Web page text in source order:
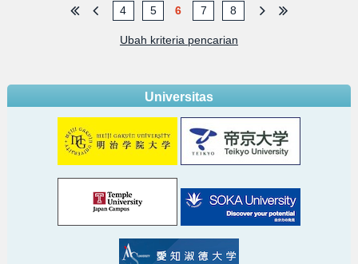
4 5 6 7 8
Ubah kriteria pencarian
Universitas